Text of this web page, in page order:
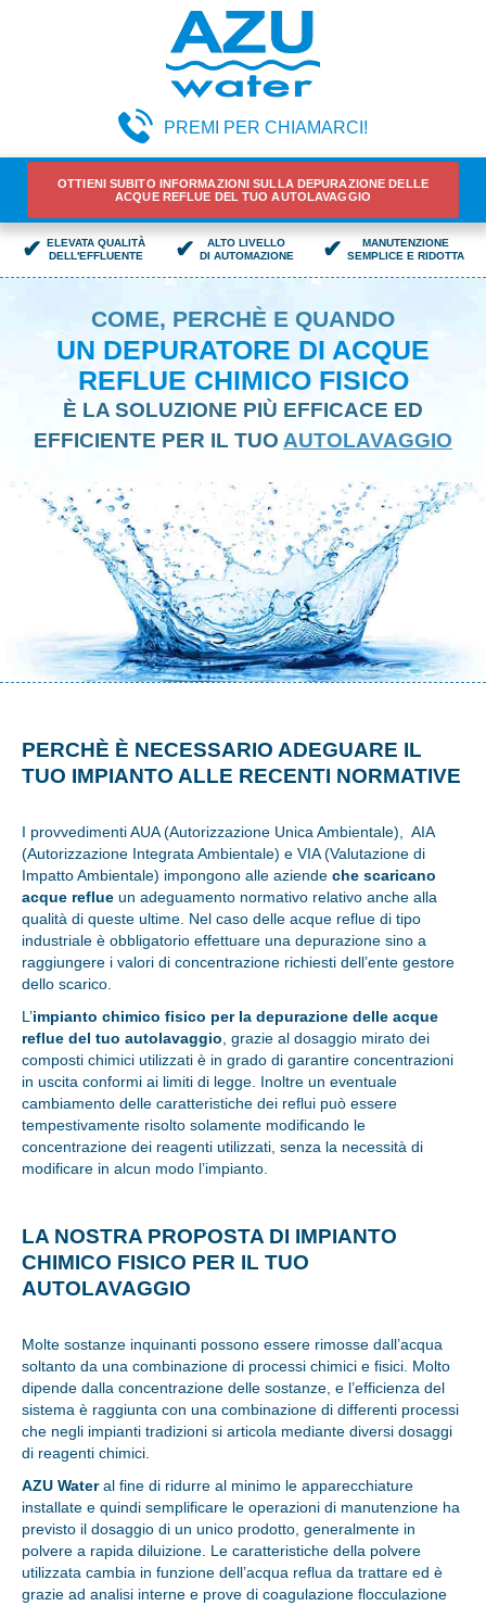
PREMI PER CHIAMARCI!
OTTIENI SUBITO INFORMAZIONI SULLA DEPURAZIONE DELLE
ACQUE REFLUE DEL TUO AUTOLAVAGGIO
✔ ELEVATA QUALITÀ
DELL'EFFLUENTE
✔
ALTO LIVELLO
DI AUTOMAZIONE
✔
MANUTENZIONE
SEMPLICE E RIDOTTA
COME, PERCHÈ E QUANDO
UN DEPURATORE DI ACQUE
REFLUE CHIMICO FISICO
È LA SOLUZIONE PIÙ EFFICACE ED
EFFICIENTE PER IL TUO AUTOLAVAGGIO
PERCHÈ È NECESSARIO ADEGUARE IL
TUO IMPIANTO ALLE RECENTI NORMATIVE
I provvedimenti AUA (Autorizzazione Unica Ambientale), AIA
(Autorizzazione Integrata Ambientale) e VIA (Valutazione di
Impatto Ambientale) impongono alle aziende che scaricano
acque reflue un adeguamento normativo relativo anche alla
qualità di queste ultime. Nel caso delle acque reflue di tipo
industriale è obbligatorio effettuare una depurazione sino a
raggiungere i valori di concentrazione richiesti dell’ente gestore
dello scarico.
L’impianto chimico fisico per la depurazione delle acque
reflue del tuo autolavaggio , grazie al dosaggio mirato dei
composti chimici utilizzati è in grado di garantire concentrazioni
in uscita conformi ai limiti di legge. Inoltre un eventuale
cambiamento delle caratteristiche dei reflui può essere
tempestivamente risolto solamente modificando le
concentrazione dei reagenti utilizzati, senza la necessità di
modificare in alcun modo l’impianto.
LA NOSTRA PROPOSTA DI IMPIANTO
CHIMICO FISICO PER IL TUO
AUTOLAVAGGIO
Molte sostanze inquinanti possono essere rimosse dall’acqua
soltanto da una combinazione di processi chimici e fisici. Molto
dipende dalla concentrazione delle sostanze, e l’efficienza del
sistema è raggiunta con una combinazione di differenti processi
che negli impianti tradizioni si articola mediante diversi dosaggi
di reagenti chimici.
AZU Wateral fine di ridurre al minimo le apparecchiature
installate e quindi semplificare le operazioni di manutenzione ha
previsto il dosaggio di un unico prodotto, generalmente in
polvere a rapida diluizione. Le caratteristiche della polvere
utilizzata cambia in funzione dell’acqua reflua da trattare ed è
grazie ad analisi interne e prove di coagulazione flocculazione